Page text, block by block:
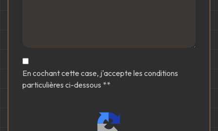
En cochant cette case, j'accepte les conditions
particulières ci-dessous **